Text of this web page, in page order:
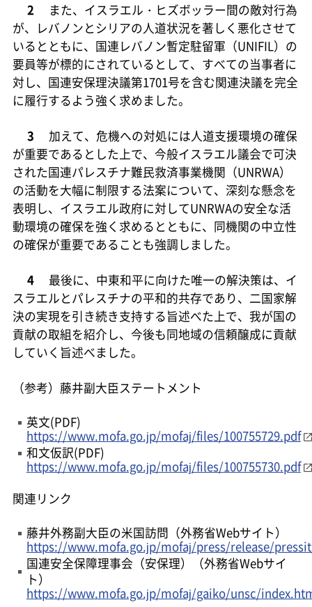
2
また、イスラエル・ヒズボッラー間の敵対行為
が、レバノンとシリアの人道状況を著しく悪化させて
いるとともに、国連レバノン暫定駐留軍（UNIFIL）の
要員等が標的にされているとして、すべての当事者に
対し、国連安保理決議第1701号を含む関連決議を完全
に履行するよう強く求めました。
3
加えて、危機への対処には人道支援環境の確保
が重要であるとした上で、今般イスラエル議会で可決
された国連パレスチナ難民救済事業機関（UNRWA）
の活動を大幅に制限する法案について、深刻な懸念を
表明し、イスラエル政府に対してUNRWAの安全な活
動環境の確保を強く求めるとともに、同機関の中立性
の確保が重要であることも強調しました。
4
最後に、中東和平に向けた唯一の解決策は、イ
スラエルとパレスチナの平和的共存であり、二国家解
決の実現を引き続き支持する旨述べた上で、我が国の
貢献の取組を紹介し、今後も同地域の信頼醸成に貢献
していく旨述べました。
（参考）藤井副大臣ステートメント
英文(PDF)
https://www.mofa.go.jp/mofaj/files/100755729.pdf
和文仮訳(PDF)
https://www.mofa.go.jp/mofaj/files/100755730.pdf
関連リンク
藤井外務副大臣の米国訪問（外務省Webサイト）
https://www.mofa.go.jp/mofaj/press/release/
国連安全保障理事会（安保理）（外務省Webサイ
ト）
https://www.mofa.go.jp/mofaj/gaiko/unsc/